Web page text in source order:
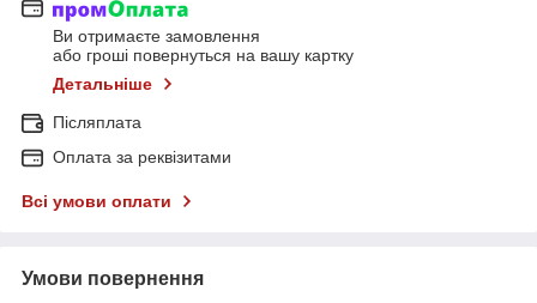
Ви отримаєте замовлення
або гроші повернуться на вашу картку
Детальніше
Післяплата
Оплата за реквізитами
Всі умови оплати
Умови повернення